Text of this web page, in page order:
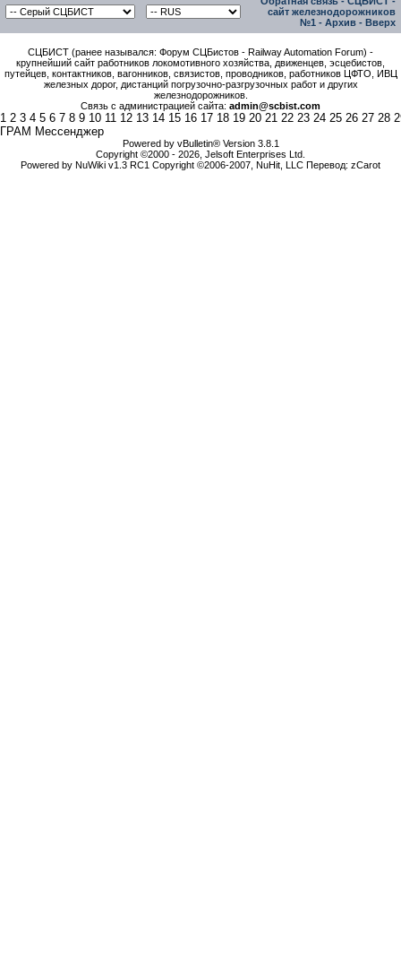
сайт железнодорожников
№1 - Архив - Вверх
СЦБИСТ (ранее назывался: Форум СЦБистов - Railway Automation Forum) -
крупнейший сайт работников локомотивного хозяйства, движенцев, эсцебистов,
путейцев, контактников, вагонников, связистов, проводников, работников ЦФТО, ИВЦ
железных дорог, дистанций погрузочно-разгрузочных работ и других
железнодорожников.
Связь с администрацией сайта: admin@scbist.com
1 2 3 4 5 6 7 8 9 10 11 12 13 14 15 16 17 18 19 20 21 22 23 24 25 26 27 28
ГРАМ Мессенджер
Powered by vBulletin® Version 3.8.1
Copyright ©2000 - 2026, Jelsoft Enterprises Ltd.
Powered by NuWiki v1.3 RC1 Copyright ©2006-2007, NuHit, LLC Перевод: zCarot